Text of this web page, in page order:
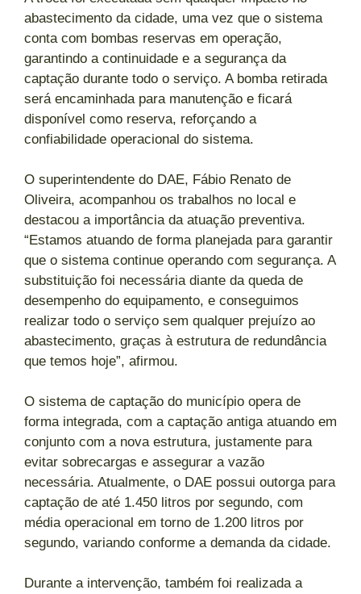
abastecimento da cidade, uma vez que o sistema
conta com bombas reservas em operação,
garantindo a continuidade e a segurança da
captação durante todo o serviço. A bomba retirada
será encaminhada para manutenção e ficará
disponível como reserva, reforçando a
confiabilidade operacional do sistema.
O superintendente do DAE, Fábio Renato de
Oliveira, acompanhou os trabalhos no local e
destacou a importância da atuação preventiva.
“Estamos atuando de forma planejada para garantir
que o sistema continue operando com segurança. A
substituição foi necessária diante da queda de
desempenho do equipamento, e conseguimos
realizar todo o serviço sem qualquer prejuízo ao
abastecimento, graças à estrutura de redundância
que temos hoje”, afirmou.
O sistema de captação do município opera de
forma integrada, com a captação antiga atuando em
conjunto com a nova estrutura, justamente para
evitar sobrecargas e assegurar a vazão
necessária. Atualmente, o DAE possui outorga para
captação de até 1.450 litros por segundo, com
média operacional em torno de 1.200 litros por
segundo, variando conforme a demanda da cidade.
Durante a intervenção, também foi realizada a